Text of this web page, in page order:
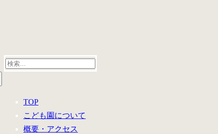
検
TOP
こども園について
概要・アクセス